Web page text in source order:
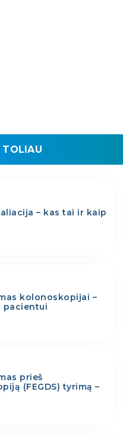
TOLIAU
– kas tai ir kaip
kolonoskopijai –
pacientui
prieš
(FEGDS) tyrimą –